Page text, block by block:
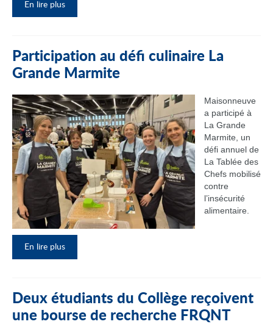
En lire plus
Participation au défi culinaire La
Grande Marmite
Maisonneuve
a participé à
La Grande
Marmite, un
défi annuel de
La Tablée des
Chefs mobilisé
contre
l’insécurité
alimentaire.
En lire plus
Deux étudiants du Collège reçoivent
une bourse de recherche FRQNT